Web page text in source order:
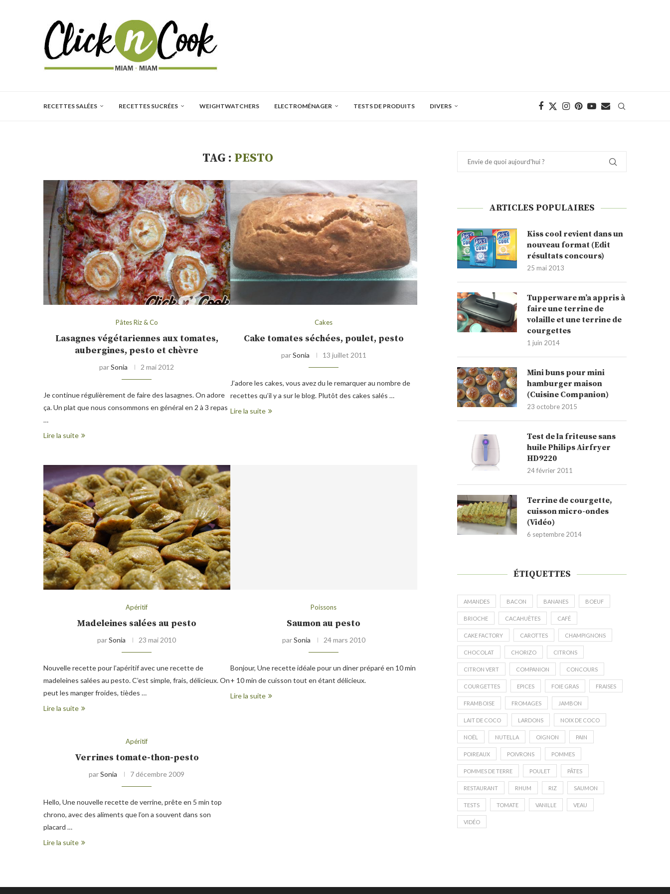
RECETTES SALÉES RECETTES SUCRÉES WEIGHTWATCHERS ELECTROMÉNAGER TESTS DE PRODUITS DIVERS
TAG : PESTO
Pâtes Riz & Co
Lasagnes végétariennes aux tomates,
aubergines, pesto et chèvre
parSonia 2 mai 2012
Je continue régulièrement de faire des lasagnes. On adore
ça. Un plat que nous consommons en général en 2 à 3 repas
…
Lire la suite
Cakes
Cake tomates séchées, poulet, pesto
parSonia 13 juillet 2011
J’adore les cakes, vous avez du le remarquer au nombre de
recettes qu’il y a sur le blog. Plutôt des cakes salés …
Lire la suite
Apéritif
Madeleines salées au pesto
parSonia 23 mai 2010
Nouvelle recette pour l’apéritif avec une recette de
madeleines salées au pesto. C’est simple, frais, délicieux. On
peut les manger froides, tièdes …
Lire la suite
Poissons
Saumon au pesto
parSonia 24 mars 2010
Bonjour, Une recette idéale pour un diner préparé en 10 min
+ 10 min de cuisson tout en étant délicieux.
Lire la suite
Apéritif
Verrines tomate-thon-pesto
parSonia 7 décembre 2009
Hello, Une nouvelle recette de verrine, prête en 5 min top
chrono, avec des aliments que l’on a souvent dans son
placard …
Lire la suite
ARTICLES POPULAIRES
Kiss cool revient dans un
nouveau format (Edit
résultats concours)
25 mai 2013
Tupperware m’a appris à
faire une terrine de
volaille et une terrine de
courgettes
1 juin 2014
Mini buns pour mini
hamburger maison
(Cuisine Companion)
23 octobre 2015
Test de la friteuse sans
huile Philips Airfryer
HD9220
24 février 2011
Terrine de courgette,
cuisson micro-ondes
(Vidéo)
6 septembre 2014
ÉTIQUETTES
AMANDES BACON BANANES BOEUF
BRIOCHE CACAHUÈTES CAFÉ
CAKE FACTORY CAROTTES CHAMPIGNONS
CHOCOLAT CHORIZO CITRONS
CITRON VERT COMPANION CONCOURS
COURGETTES EPICES FOIE GRAS FRAISES
FRAMBOISE FROMAGES JAMBON
LAIT DE COCO LARDONS NOIX DE COCO
NOËL NUTELLA OIGNON PAIN
POIREAUX POIVRONS POMMES
POMMES DE TERRE POULET PÂTES
RESTAURANT RHUM RIZ SAUMON
TESTS TOMATE VANILLE VEAU
VIDÉO